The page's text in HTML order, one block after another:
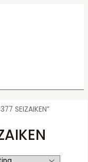
SEIZAIKEN”